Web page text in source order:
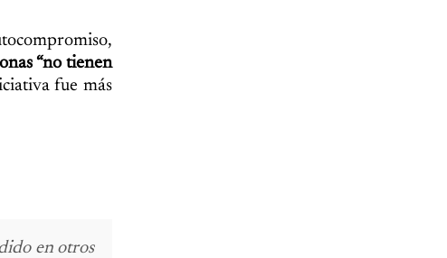
“no tienen
fue más
en otros